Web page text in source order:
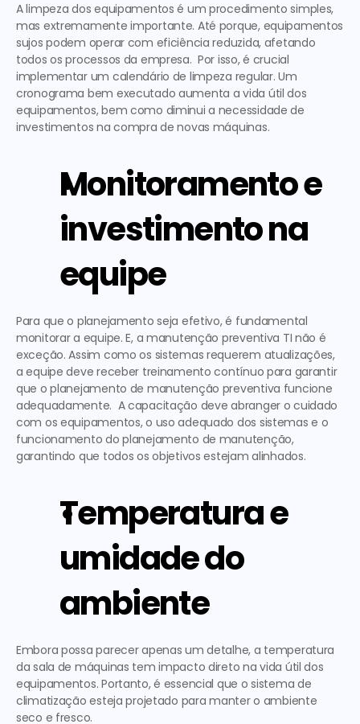
A limpeza dos equipamentos é um procedimento simples,
mas extremamente importante. Até porque, equipamentos
sujos podem operar com eficiência reduzida, afetando
todos os processos da empresa.  Por isso, é crucial
implementar um calendário de limpeza regular. Um
cronograma bem executado aumenta a vida útil dos
equipamentos, bem como diminui a necessidade de
investimentos na compra de novas máquinas.
Monitoramento e
investimento na
equipe
Para que o planejamento seja efetivo, é fundamental
monitorar a equipe. E, a manutenção preventiva TI não é
exceção. Assim como os sistemas requerem atualizações,
a equipe deve receber treinamento contínuo para garantir
que o planejamento de manutenção preventiva funcione
adequadamente.  A capacitação deve abranger o cuidado
com os equipamentos, o uso adequado dos sistemas e o
funcionamento do planejamento de manutenção,
garantindo que todos os objetivos estejam alinhados.
Temperatura e
umidade do
ambiente
Embora possa parecer apenas um detalhe, a temperatura
da sala de máquinas tem impacto direto na vida útil dos
equipamentos. Portanto, é essencial que o sistema de
climatização esteja projetado para manter o ambiente
seco e fresco.